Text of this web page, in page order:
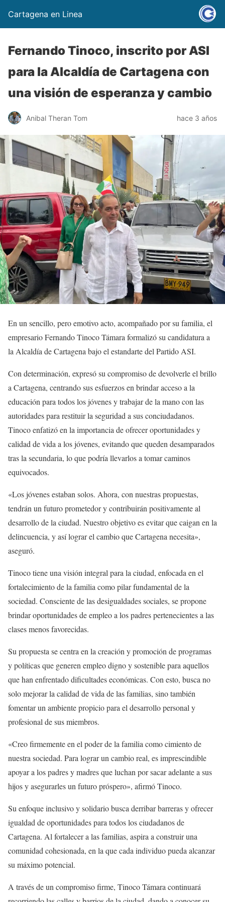
Cartagena en Linea
Fernando Tinoco, inscrito por ASI
para la Alcaldía de Cartagena con
una visión de esperanza y cambio
Anibal Theran Tom hace 3 años
En un sencillo, pero emotivo acto, acompañado por su familia, el
empresario Fernando Tinoco Támara formalizó su candidatura a
la Alcaldía de Cartagena bajo el estandarte del Partido ASI.
Con determinación, expresó su compromiso de devolverle el brillo
a Cartagena, centrando sus esfuerzos en brindar acceso a la
educación para todos los jóvenes y trabajar de la mano con las
autoridades para restituir la seguridad a sus conciudadanos.
Tinoco enfatizó en la importancia de ofrecer oportunidades y
calidad de vida a los jóvenes, evitando que queden desamparados
tras la secundaria, lo que podría llevarlos a tomar caminos
equivocados.
«Los jóvenes estaban solos. Ahora, con nuestras propuestas,
tendrán un futuro prometedor y contribuirán positivamente al
desarrollo de la ciudad. Nuestro objetivo es evitar que caigan en la
delincuencia, y así lograr el cambio que Cartagena necesita»,
aseguró.
Tinoco tiene una visión integral para la ciudad, enfocada en el
fortalecimiento de la familia como pilar fundamental de la
sociedad. Consciente de las desigualdades sociales, se propone
brindar oportunidades de empleo a los padres pertenecientes a las
clases menos favorecidas.
Su propuesta se centra en la creación y promoción de programas
y políticas que generen empleo digno y sostenible para aquellos
que han enfrentado dificultades económicas. Con esto, busca no
solo mejorar la calidad de vida de las familias, sino también
fomentar un ambiente propicio para el desarrollo personal y
profesional de sus miembros.
«Creo firmemente en el poder de la familia como cimiento de
nuestra sociedad. Para lograr un cambio real, es imprescindible
apoyar a los padres y madres que luchan por sacar adelante a sus
hijos y asegurarles un futuro próspero», afirmó Tinoco.
Su enfoque inclusivo y solidario busca derribar barreras y ofrecer
igualdad de oportunidades para todos los ciudadanos de
Cartagena. Al fortalecer a las familias, aspira a construir una
comunidad cohesionada, en la que cada individuo pueda alcanzar
su máximo potencial.
A través de un compromiso firme, Tinoco Támara continuará